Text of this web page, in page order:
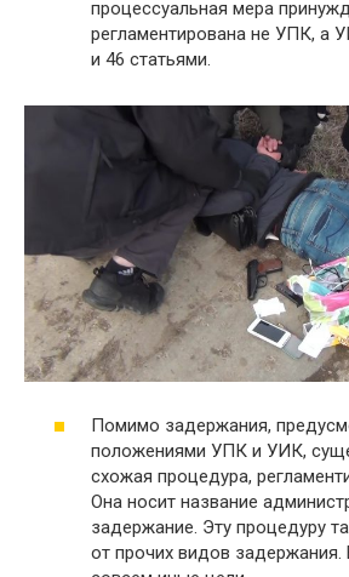
процессуальная мера
регламентирована не УПК, а
и 46 статьями.
Помимо задержания,
положениями УПК и УИК,
схожая процедура,
Она носит название
задержание. Эту процедуру
от прочих видов задержания.